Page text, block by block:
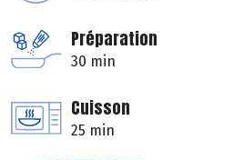
Préparation
30 min
Cuisson
25 min